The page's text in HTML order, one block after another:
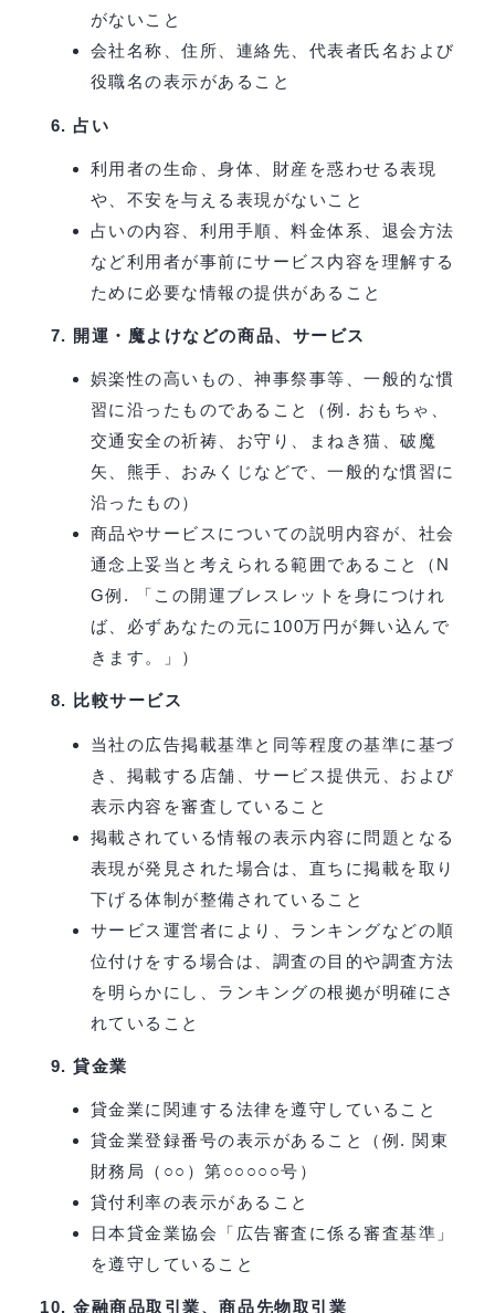
がないこと
会社名称、住所、連絡先、代表者氏名および
役職名の表示があること
占い
利用者の生命、身体、財産を惑わせる表現
や、不安を与える表現がないこと
占いの内容、利用手順、料金体系、退会方法
など利用者が事前にサービス内容を理解する
ために必要な情報の提供があること
開運・魔よけなどの商品、サービス
娯楽性の高いもの、神事祭事等、一般的な慣
習に沿ったものであること（例. おもちゃ、
交通安全の祈祷、お守り、まねき猫、破魔
矢、熊手、おみくじなどで、一般的な慣習に
沿ったもの）
商品やサービスについての説明内容が、社会
通念上妥当と考えられる範囲であること（N
G例. 「この開運ブレスレットを身につけれ
ば、必ずあなたの元に100万円が舞い込んで
きます。」）
比較サービス
当社の広告掲載基準と同等程度の基準に基づ
き、掲載する店舗、サービス提供元、および
表示内容を審査していること
掲載されている情報の表示内容に問題となる
表現が発見された場合は、直ちに掲載を取り
下げる体制が整備されていること
サービス運営者により、ランキングなどの順
位付けをする場合は、調査の目的や調査方法
を明らかにし、ランキングの根拠が明確にさ
れていること
貸金業
貸金業に関連する法律を遵守していること
貸金業登録番号の表示があること（例. 関東
財務局（○○）第○○○○○号）
貸付利率の表示があること
日本貸金業協会「広告審査に係る審査基準」
を遵守していること
金融商品取引業、商品先物取引業